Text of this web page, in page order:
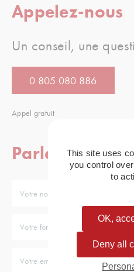
Appelez-nous
Un conseil, une
0 805 080 886
Appel gratuit
Parlez-nous
This site uses
you control
to
OK,
Deny all